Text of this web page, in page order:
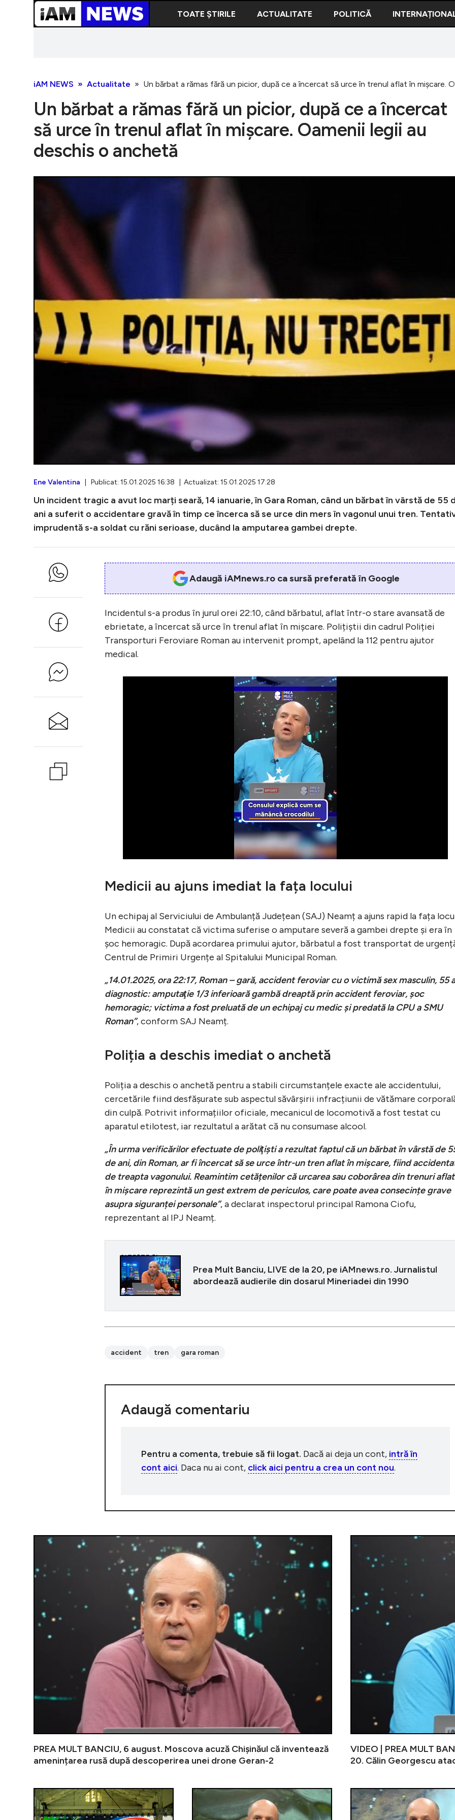
TOATE ȘTIRILE ACTUALITATE POLITICĂ
iAM NEWS Actualitate Un bărbat a rămas fără un picior, după ce a încercat să urce în trenul aflat în mișcare.
Un bărbat a rămas fără un picior, după ce a încercat
să urce în trenul aflat în mișcare. Oamenii legii au
deschis o anchetă
Ene Valentina | Publicat: 15.01.2025 16:38 | Actualizat: 15.01.2025 17:28
Un incident tragic a avut loc marți seară, 14 ianuarie, în Gara Roman, când un bărbat în vârstă de 55
ani a suferit o accidentare gravă în timp ce încerca să se urce din mers în vagonul unui tren.
imprudentă s-a soldat cu răni serioase, ducând la amputarea gambei drepte.
Adaugă iAMnews.ro ca sursă preferată în Google
Incidentul s-a produs în jurul orei 22:10, când bărbatul, aflat într-o stare avansată de
ebrietate, a încercat să urce în trenul aflat în mișcare. Polițiștii din cadrul Poliției
Transporturi Feroviare Roman au intervenit prompt, apelând la 112 pentru ajutor
medical.
Medicii au ajuns imediat la fața locului
Un echipaj al Serviciului de Ambulanță Județean (SAJ) Neamț a ajuns rapid la fața
Medicii au constatat că victima suferise o amputare severă a gambei drepte și era în
șoc hemoragic. După acordarea primului ajutor, bărbatul a fost transportat de
Centrul de Primiri Urgențe al Spitalului Municipal Roman.
„14.01.2025, ora 22:17, Roman – gară, accident feroviar cu o victimă sex masculin, 55
diagnostic: amputaţie 1/3 inferioară gambă dreaptă prin accident feroviar, şoc
hemoragic; victima a fost preluată de un echipaj cu medic şi predată la CPU a SMU
Roman”, conform SAJ Neamț.
Poliția a deschis imediat o anchetă
Poliția a deschis o anchetă pentru a stabili circumstanțele exacte ale accidentului,
cercetările fiind desfășurate sub aspectul săvârșirii infracțiunii de vătămare
din culpă. Potrivit informațiilor oficiale, mecanicul de locomotivă a fost testat cu
aparatul etilotest, iar rezultatul a arătat că nu consumase alcool.
„În urma verificărilor efectuate de poliţişti a rezultat faptul că un bărbat în vârstă de
de ani, din Roman, ar fi încercat să se urce într-un tren aflat în mişcare, fiind
de treapta vagonului. Reamintim cetățenilor că urcarea sau coborârea din trenuri
în mișcare reprezintă un gest extrem de periculos, care poate avea consecințe grave
asupra siguranței personale”, a declarat inspectorul principal Ramona Ciofu,
reprezentant al IPJ Neamț.
CITEȘTE ȘI
Prea Mult Banciu, LIVE de la 20, pe iAMnews.ro. Jurnalistul
abordează audierile din dosarul Mineriadei din 1990
accident tren gara roman
Adaugă comentariu
Pentru a comenta, trebuie să fii logat. Dacă ai deja un cont, intră în
cont aici. Daca nu ai cont, click aici pentru a crea un cont nou.
PREA MULT BANCIU, 6 august. Moscova acuză Chișinăul că inventează
amenințarea rusă după descoperirea unei drone Geran-2
VIDEO | PREA MULT
20. Călin Georgescu
Electrica lansează programul